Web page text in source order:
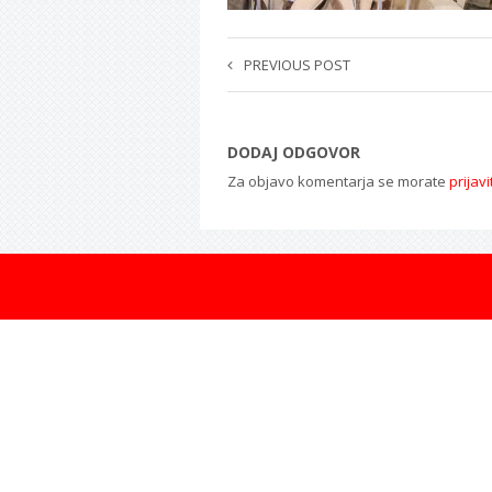
PREVIOUS POST
DODAJ ODGOVOR
Za objavo komentarja se morate